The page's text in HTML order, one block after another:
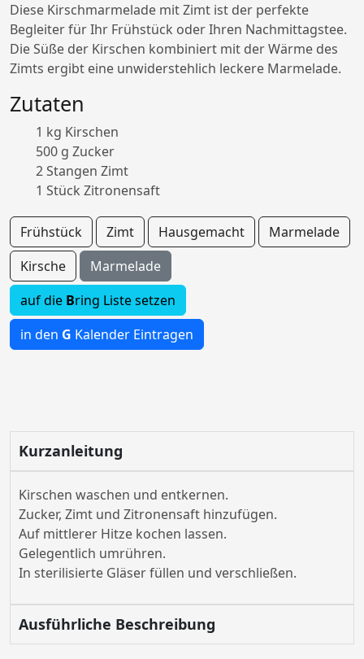
Diese Kirschmarmelade mit Zimt ist der perfekte
Begleiter für Ihr Frühstück oder Ihren Nachmittagstee.
Die Süße der Kirschen kombiniert mit der Wärme des
Zimts ergibt eine unwiderstehlich leckere Marmelade.
Zutaten
1 kg Kirschen
500 g Zucker
2 Stangen Zimt
1 Stück Zitronensaft
Frühstück Zimt Hausgemacht
Marmelade
Kirsche
Marmelade
auf die Bring Liste setzen
in den G Kalender Eintragen
Kurzanleitung
Kirschen waschen und entkernen.
Zucker, Zimt und Zitronensaft hinzufügen.
Auf mittlerer Hitze kochen lassen.
Gelegentlich umrühren.
In sterilisierte Gläser füllen und verschließen.
Ausführliche Beschreibung